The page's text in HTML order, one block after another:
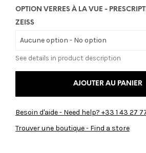
OPTION VERRES À LA VUE -
ZEISS
See details in product description
AJOUTER AU PANIER
Besoin d'aide - Need help? +33 1 43 27
Trouver une boutique - Find a store